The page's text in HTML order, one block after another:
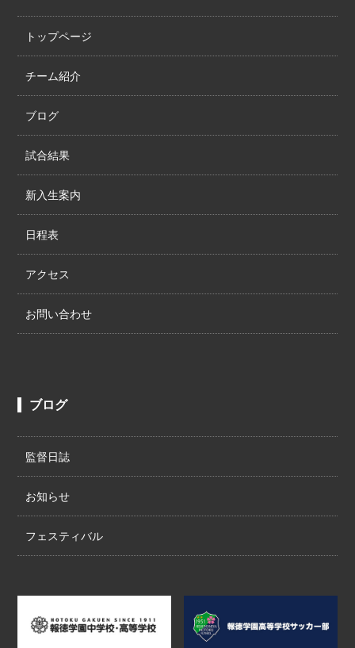
トップページ
チーム紹介
ブログ
試合結果
新入生案内
日程表
アクセス
お問い合わせ
ブログ
監督日誌
お知らせ
フェスティバル